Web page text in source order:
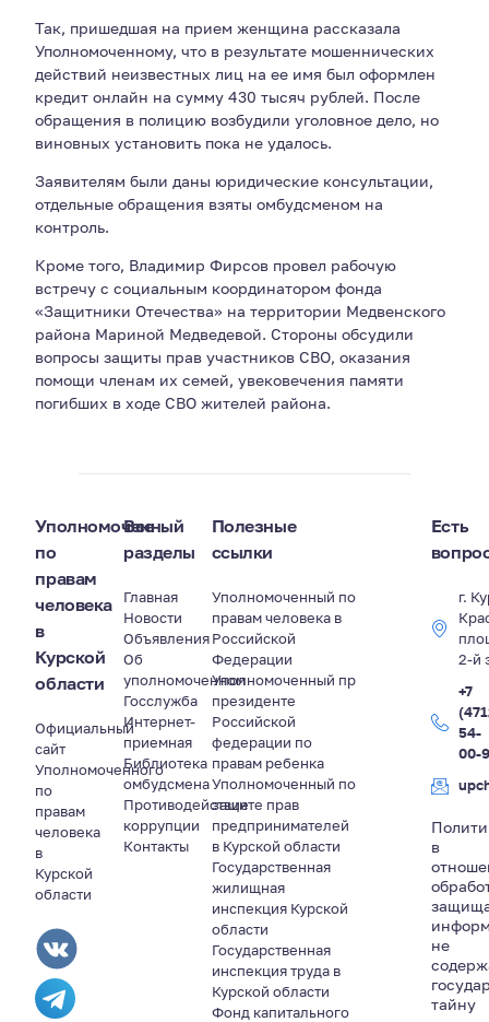
Так, пришедшая на прием женщина рассказала
Уполномоченному, что в результате мошеннических
действий неизвестных лиц на ее имя был оформлен
кредит онлайн на сумму 430 тысяч рублей. После
обращения в полицию возбудили уголовное дело, но
виновных установить пока не удалось.
Заявителям были даны юридические консультации,
отдельные обращения взяты омбудсменом на
контроль.
Кроме того, Владимир Фирсов провел рабочую
встречу с социальным координатором фонда
«Защитники Отечества» на территории Медвенского
района Мариной Медведевой. Стороны обсудили
вопросы защиты прав участников СВО, оказания
помощи членам их семей, увековечения памяти
погибших в ходе СВО жителей района.
Уполномоченный
по
правам
человека
в
Курской
области
Официальный
сайт
Уполномоченного
по
правам
человека
в
Курской
области
Все
разделы
Главная
Новости
Объявления
Об
уполномоченном
Госслужба
Интернет-
приемная
Библиотека
омбудсмена
Противодействие
коррупции
Контакты
Полезные
ссылки
Уполномоченный по
правам человека в
Российской
Федерации
Уполномоченный пр
президенте
Российской
федерации по
правам ребенка
Уполномоченный по
защите прав
предпринимателей
в Курской области
Государственная
жилищная
инспекция Курской
области
Государственная
инспекция труда в
Курской области
Фонд капитального
Есть
г.
2-й
+7
54-
00-
в
не
тайну